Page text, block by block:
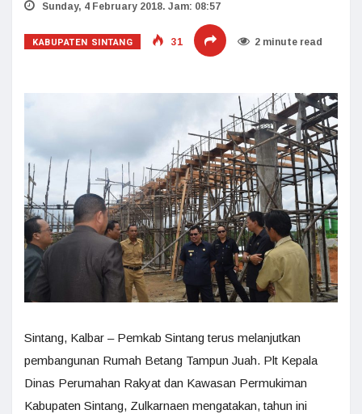
Sunday, 4 February 2018. Jam: 08:57
KABUPATEN SINTANG 31 2 minute read
Sintang, Kalbar – Pemkab Sintang terus melanjutkan
pembangunan Rumah Betang Tampun Juah. Plt Kepala
Dinas Perumahan Rakyat dan Kawasan Permukiman
Kabupaten Sintang, Zulkarnaen mengatakan, tahun ini